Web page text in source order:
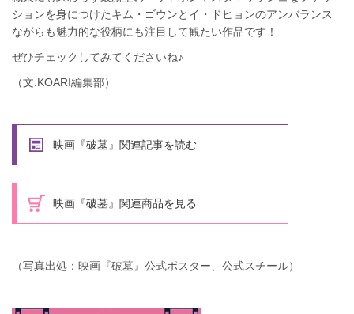
ションを身につけたキム・ゴウンとイ・ドヒョンのアンバランス
ながらも魅力的な役柄にも注目して観たい作品です！
ぜひチェックしてみてくださいね♪
（文:KOARI編集部）
映画『破墓』関連記事を読む
映画『破墓』関連商品を見る
（写真出処：映画『破墓』公式ポスター、公式スチール）